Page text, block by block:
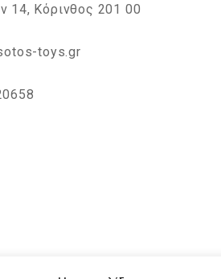
14, Κόρινθος 201 00
toys.gr
Tsotos-Toys.gr - Powered by